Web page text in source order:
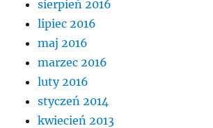
sierpień 2016
lipiec 2016
maj 2016
marzec 2016
luty 2016
styczeń 2014
kwiecień 2013